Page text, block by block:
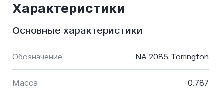
Характеристики
Основные характеристики
Обозначение NA 2085 Torrington
Масса 0.787